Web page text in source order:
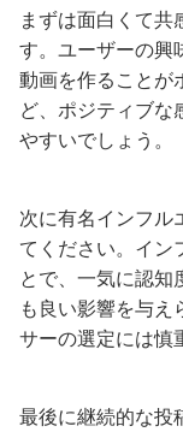
まずは面白くて
す。ユーザーの興
動画を作ることが
ど、ポジティブな
やすいでしょう。
次に有名インフル
てください。イン
とで、一気に認知
も良い影響を与え
サーの選定には慎
最後に継続的な投